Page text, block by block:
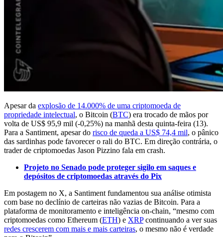
Apesar da explosão de 14.000% de uma criptomoeda de
propriedade intelectual, o Bitcoin (BTC) era trocado de mãos por
volta de US$ 95,9 mil (-0,25%) na manhã desta quinta-feira (13).
Para a Santiment, apesar do risco de queda a US$ 74,4 mil, o pânico
das sardinhas pode favorecer o rali do BTC. Em direção contrária, o
trader de criptomoedas Jason Pizzino fala em crash.
Projeto no Senado pode proteger sigilo em saques e
depósitos de criptomoedas através do Pix
Em postagem no X, a Santiment fundamentou sua análise otimista
com base no declínio de carteiras não vazias de Bitcoin. Para a
plataforma de monitoramento e inteligência on-chain, “mesmo com
criptomoedas como Ethereum (ETH) e XRPcontinuando a ver suas
redes crescerem com mais e mais carteiras, o mesmo não é verdade